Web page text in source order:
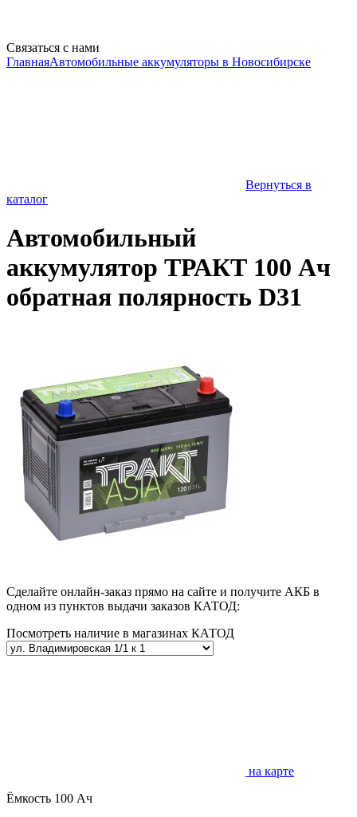
Связаться с нами
ГлавнаяАвтомобильные аккумуляторы в Новосибирске
Вернуться в
каталог
Автомобильный
аккумулятор ТРАКТ 100 Ач
обратная полярность D31
Сделайте онлайн-заказ прямо на сайте и получите АКБ в
одном из пунктов выдачи заказов КАТОД:
Посмотреть наличие в магазинах КАТОД
на карте
Ёмкость 100 Ач